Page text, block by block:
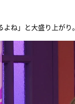
ね」と大盛り上がり。